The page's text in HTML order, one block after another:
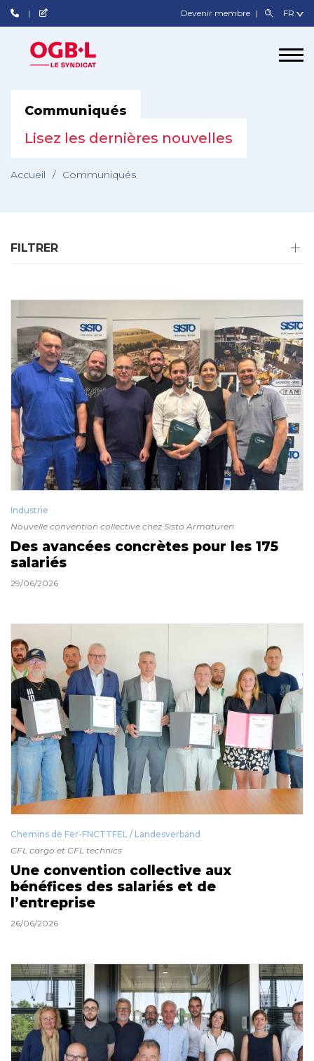
Devenir membre
Communiqués
Lisez les dernières nouvelles
Accueil / Communiqués
FILTRER
Industrie
Nouvelle convention collective chez Sisto Armaturen
Des avancées concrètes pour les 175
salariés
29/06/2026
Chemins de Fer-FNCTTFEL / Landesverband
CFL cargo et CFL technics
Une convention collective aux
bénéfices des salariés et de
l’entreprise
26/06/2026